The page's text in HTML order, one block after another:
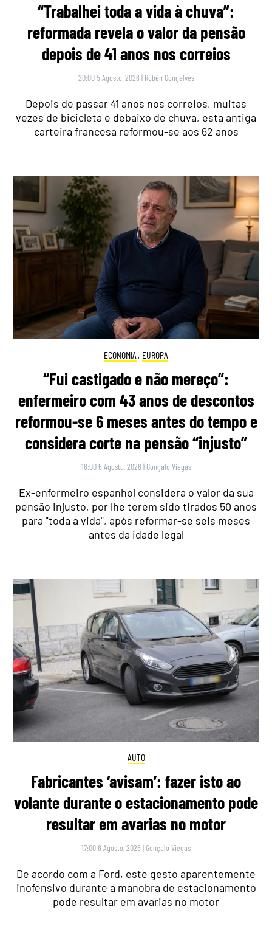
“Trabalhei toda a vida à chuva”:
reformada revela o valor da pensão
depois de 41 anos nos correios
20:00 5 Agosto, 2026 | Rubén Gonçalves
Depois de passar 41 anos nos correios, muitas
vezes de bicicleta e debaixo de chuva, esta antiga
carteira francesa reformou-se aos 62 anos
ECONOMIA , EUROPA
“Fui castigado e não mereço”:
enfermeiro com 43 anos de descontos
reformou-se 6 meses antes do tempo e
considera corte na pensão “injusto”
16:00 6 Agosto, 2026 | Gonçalo Viegas
Ex-enfermeiro espanhol considera o valor da sua
pensão injusto, por lhe terem sido tirados 50 anos
para "toda a vida", após reformar-se seis meses
antes da idade legal
AUTO
Fabricantes ‘avisam’: fazer isto ao
volante durante o estacionamento pode
resultar em avarias no motor
17:00 6 Agosto, 2026 | Gonçalo Viegas
De acordo com a Ford, este gesto aparentemente
inofensivo durante a manobra de estacionamento
pode resultar em avarias no motor